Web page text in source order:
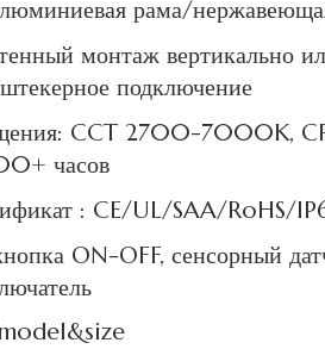
рама/
монтаж вертикально
подключение
CCT 2700-7000K,
часов
: CE/UL/SAA/RoHS/
ON-OFF, сенсорный